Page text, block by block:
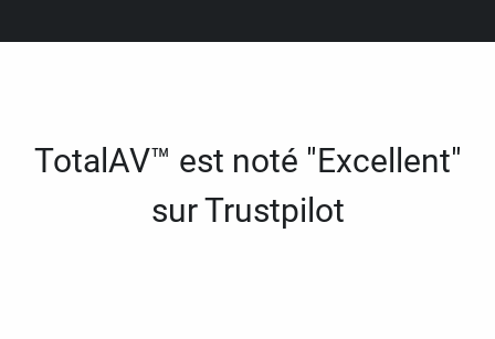
TotalAV™ est noté "Excellent"
sur Trustpilot